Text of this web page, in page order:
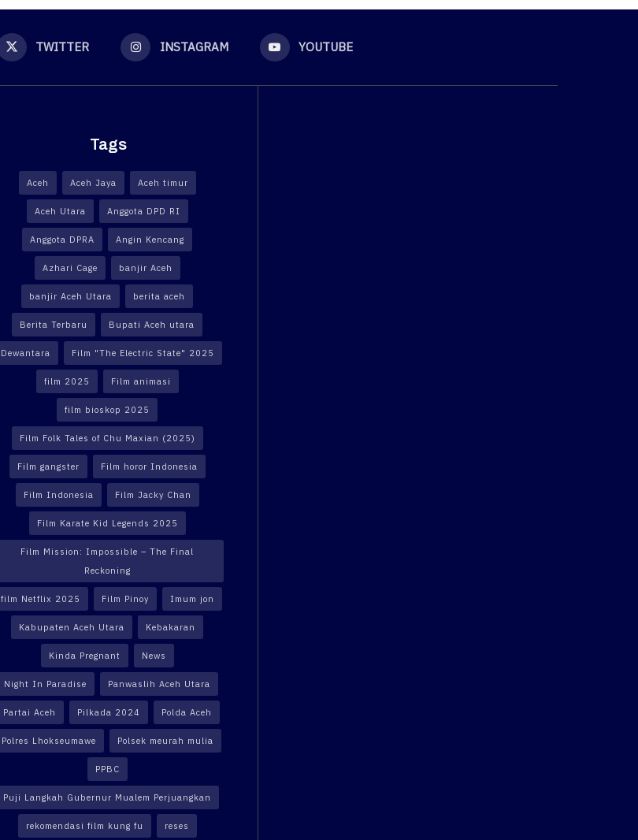
TWITTER INSTAGRAM YOUTUBE
Tags
Aceh Aceh Jaya Aceh timur
Aceh Utara Anggota DPD RI
Anggota DPRA Angin Kencang
Azhari Cage banjir Aceh
banjir Aceh Utara berita aceh
Berita Terbaru Bupati Aceh utara
Dewantara Film "The Electric State" 2025
film 2025 Film animasi
film bioskop 2025
Film Folk Tales of Chu Maxian (2025)
Film gangster Film horor Indonesia
Film Indonesia Film Jacky Chan
Film Karate Kid Legends 2025
Film Mission: Impossible – The Final
Reckoning
film Netflix 2025 Film Pinoy Imum jon
Kabupaten Aceh Utara Kebakaran
Kinda Pregnant News
Night In Paradise Panwaslih Aceh Utara
Partai Aceh Pilkada 2024 Polda Aceh
Polres Lhokseumawe Polsek meurah mulia
PPBC
Puji Langkah Gubernur Mualem Perjuangkan
rekomendasi film kung fu reses